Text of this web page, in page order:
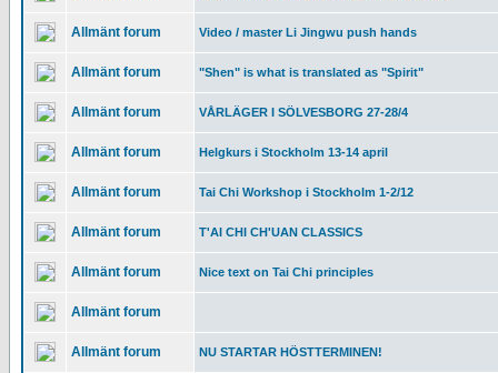
Allmänt forum Video / master Li Jingwu push hands
Allmänt forum "Shen" is what is translated as "Spirit"
Allmänt forum VÅRLÄGER I SÖLVESBORG 27-28/4
Allmänt forum Helgkurs i Stockholm 13-14 april
Allmänt forum Tai Chi Workshop i Stockholm 1-2/12
Allmänt forum T'AI CHI CH'UAN CLASSICS
Allmänt forum Nice text on Tai Chi principles
Allmänt forum
Allmänt forum NU STARTAR HÖSTTERMINEN!